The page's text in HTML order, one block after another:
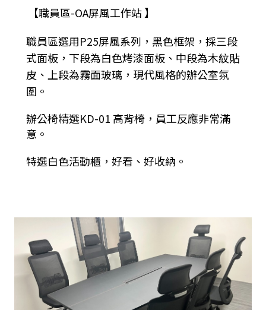
【職員區-OA屏風工作站 】
職員區選用P25屏風系列，黑色框架，採三段
式面板，下段為白色烤漆面板、中段為木紋貼
皮、上段為霧面玻璃，現代風格的辦公室氛
圍。
辦公椅精選KD-01 高背椅，員工反應非常滿
意。
特選白色活動櫃，好看、好收納。